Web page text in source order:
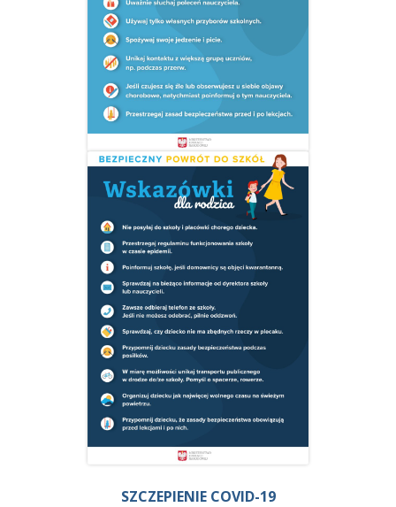
SZCZEPIENIE COVID-19